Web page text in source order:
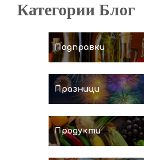
Категории Блог
Подправки
Празници
Продукти